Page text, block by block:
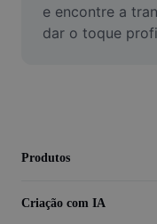
Adicionar
e encontre a
dar o toque
Produtos
Criação com IA